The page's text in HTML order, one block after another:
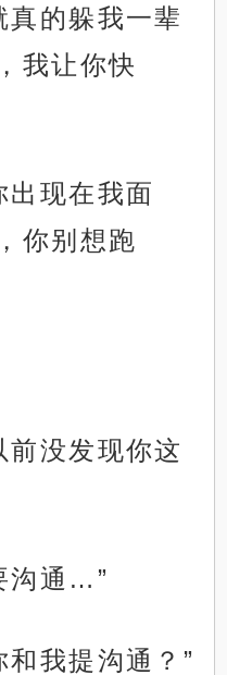
真的躲我一辈
我让你快
出现在我面
你别想跑
前没发现你这
沟通…”
我提沟通？”